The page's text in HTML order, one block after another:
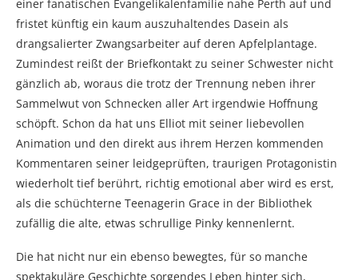
einer fanatischen Evangelikalenfamilie nahe Perth auf und
fristet künftig ein kaum auszuhaltendes Dasein als
drangsalierter Zwangsarbeiter auf deren Apfelplantage.
Zumindest reißt der Briefkontakt zu seiner Schwester nicht
gänzlich ab, woraus die trotz der Trennung neben ihrer
Sammelwut von Schnecken aller Art irgendwie Hoffnung
schöpft. Schon da hat uns Elliot mit seiner liebevollen
Animation und den direkt aus ihrem Herzen kommenden
Kommentaren seiner leidgeprüften, traurigen Protagonistin
wiederholt tief berührt, richtig emotional aber wird es erst,
als die schüchterne Teenagerin Grace in der Bibliothek
zufällig die alte, etwas schrullige Pinky kennenlernt.
Die hat nicht nur ein ebenso bewegtes, für so manche
spektakuläre Geschichte sorgendes Leben hinter sich,